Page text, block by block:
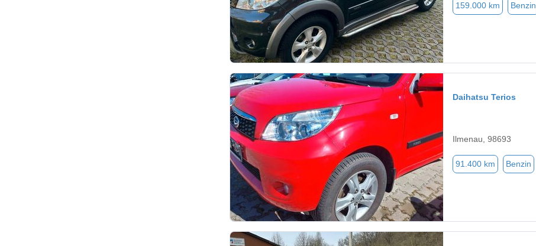
159.000 km Benzin
Daihatsu Terios
Ilmenau, 98693
91.400 km Benzin